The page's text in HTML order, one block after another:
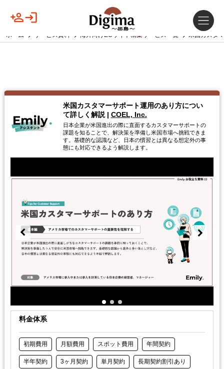
ホーム サービス資料 海外向けECサイト構築サービス一覧 米国カスタ
米国カスタマーサポート運用のあり方につい
て詳しく解説 | COEL, Inc.
日本企業が米国進出の際に直面するカスタマーサポートの
課題を知ることで、解決策を準備し米国市場へ挑戦できま
す。基礎的な認識など、日本の慣習とは異なる想定外の事
態にも対応できるよう解説します。
料金体系
初期費用 月額費用 スポット費用 年間契約
半年契約 3ヶ月契約 単月契約 長期契約割引あり